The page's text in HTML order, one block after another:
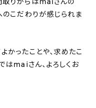
のこだわりが感じられま
かったことや、求めたこ
はmaiさん、よろしくお